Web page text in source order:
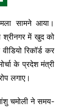
सामने आया।
श्रीनगर में खुद को
रिकॉर्ड कर
के प्रदेश मंत्री
लगाए।
चमोली ने समय-